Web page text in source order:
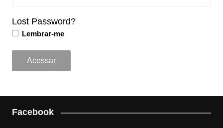
Lost Password?
Lembrar-me
Facebook